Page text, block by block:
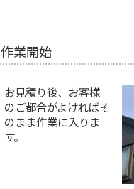
作業開始
お見積り後、お客様
のご都合がよければそ
のまま作業に入りま
す。